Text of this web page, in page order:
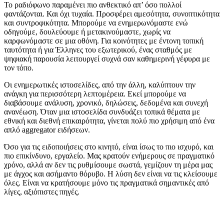
Το ραδιόφωνο παραμένει πιο ανθεκτικό απ’ όσο πολλοί
φαντάζονται. Και όχι τυχαία. Προσφέρει αμεσότητα, συνοπτικότητα
και συντροφικότητα. Μπορούμε να ενημερωνόμαστε ενώ
οδηγούμε, δουλεύουμε ή μετακινούμαστε, χωρίς να
καρφωνόμαστε σε μια οθόνη. Για κοινότητες με έντονη τοπική
ταυτότητα ή για Έλληνες του εξωτερικού, ένας σταθμός με
ψηφιακή παρουσία λειτουργεί συχνά σαν καθημερινή γέφυρα με
τον τόπο.
Οι ενημερωτικές ιστοσελίδες, από την άλλη, καλύπτουν την
ανάγκη για περισσότερη λεπτομέρεια. Εκεί μπορούμε να
διαβάσουμε ανάλυση, χρονικό, δηλώσεις, δεδομένα και συνεχή
ανανέωση. Όταν μια ιστοσελίδα συνδυάζει τοπικά θέματα με
εθνική και διεθνή επικαιρότητα, γίνεται πολύ πιο χρήσιμη από ένα
απλό aggregator ειδήσεων.
Όσο για τις ειδοποιήσεις στο κινητό, είναι ίσως το πιο ισχυρό, και
πιο επικίνδυνο, εργαλείο. Μας κρατούν ενήμερους σε πραγματικό
χρόνο, αλλά αν δεν τις ρυθμίσουμε σωστά, γεμίζουν τη μέρα μας
με άγχος και ασήμαντο θόρυβο. Η λύση δεν είναι να τις κλείσουμε
όλες. Είναι να κρατήσουμε μόνο τις πραγματικά σημαντικές από
λίγες, αξιόπιστες πηγές.